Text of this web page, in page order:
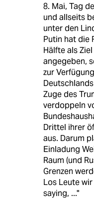
8. Mai, Tag
und allseits
unter den
Putin hat die
Hälfte als
angegeben,
zur
Zuge des
verdoppeln
Drittel ihrer
aus. Darum
Einladung
Raum (und
Grenzen
Los Leute
saying, ..."